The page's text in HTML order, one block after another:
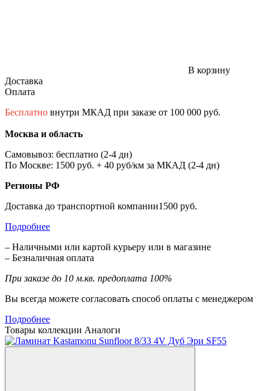
В корзину
Доставка
Оплата
Бесплатно внутри МКАД при заказе от 100 000 руб.
Москва и область
Самовывоз: бесплатно (2-4 дн)
По Москве: 1500 руб. + 40 руб/км за МКАД (2-4 дн)
Регионы РФ
Доставка до транспортной компании1500 руб.
Подробнее
– Наличными или картой курьеру или в магазине
– Безналичная оплата
При заказе до 10 м.кв. предоплата 100%
Вы всегда можете согласовать способ оплаты с менеджером
Подробнее
Товары коллекции Аналоги